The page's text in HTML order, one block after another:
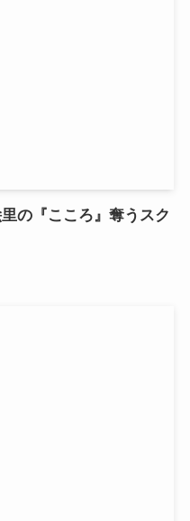
の『こころ』奪うスク